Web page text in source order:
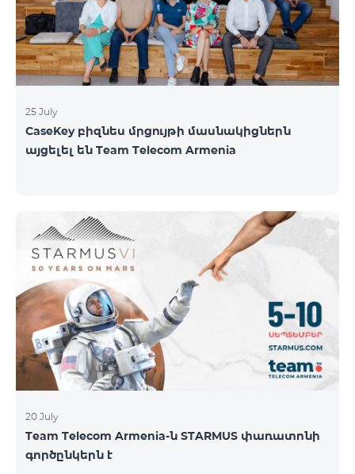
գնահատել են՝ ըստ EWC-ի միջազգային
գնահատման ստանդարտների։ EWC մրցույթի
ազգային կիսաեզրափակիչը կանցկացվի
օգոստոսի 1-ին և 2-ին։ Կանխատեսվում է
25 July
CaseKey բիզնես մրցույթի մասնակիցներն
այցելել են Team Telecom Armenia
20 July
Team Telecom Armenia-ն STARMUS փառատոնի
գործընկերն է